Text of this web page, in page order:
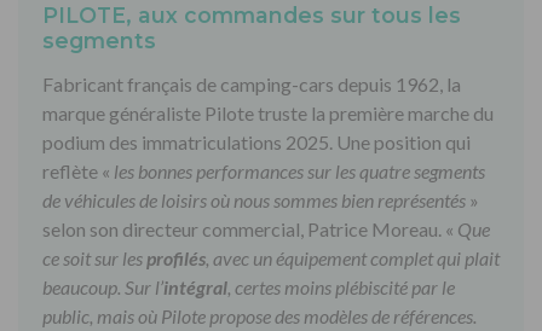
PILOTE, aux commandes sur tous les
segments
Fabricant français de camping-cars depuis 1962, la
marque généraliste Pilote truste la première marche du
podium des immatriculations 2025. Une position qui
reflète « les bonnes performances sur les quatre segments
de véhicules de loisirs où nous sommes bien représentés »
selon son directeur commercial, Patrice Moreau. « Que
ce soit sur les profilés , avec un équipement complet qui plait
beaucoup. Sur l’intégral , certes moins plébiscité par le
public, mais où Pilote propose des modèles de références.